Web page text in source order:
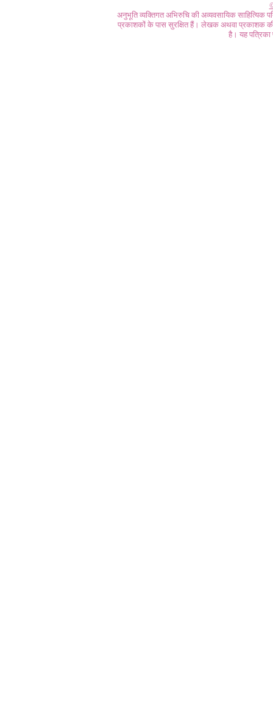
अनुभूति व्यक्तिगत अभिरुचि की अव्यवसायिक
प्रकाशकों के पास सुरक्षित हैं। लेखक अथवा प्रकाशक की
है। यह पत्रिका